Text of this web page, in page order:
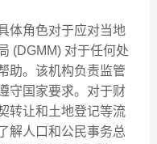
体角色对于应对当地
(DGMM) 对于任何处
助。该机构负责监管
守国家要求。对于财
转让和土地登记等流
解人口和公民事务总